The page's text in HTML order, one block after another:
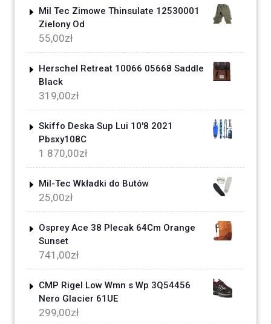
Mil Tec Zimowe Thinsulate 12530001
Zielony Od
55,00zł
Herschel Retreat 10066 05668 Saddle
Black
319,00zł
Skiffo Deska Sup Lui 10'8 2021
Pbsxy108C
1 870,00zł
Mil-Tec Wkładki do Butów
25,00zł
Osprey Ace 38 Plecak 64Cm Orange
Sunset
741,00zł
CMP Rigel Low Wmn s Wp 3Q54456
Nero Glacier 61UE
299,00zł